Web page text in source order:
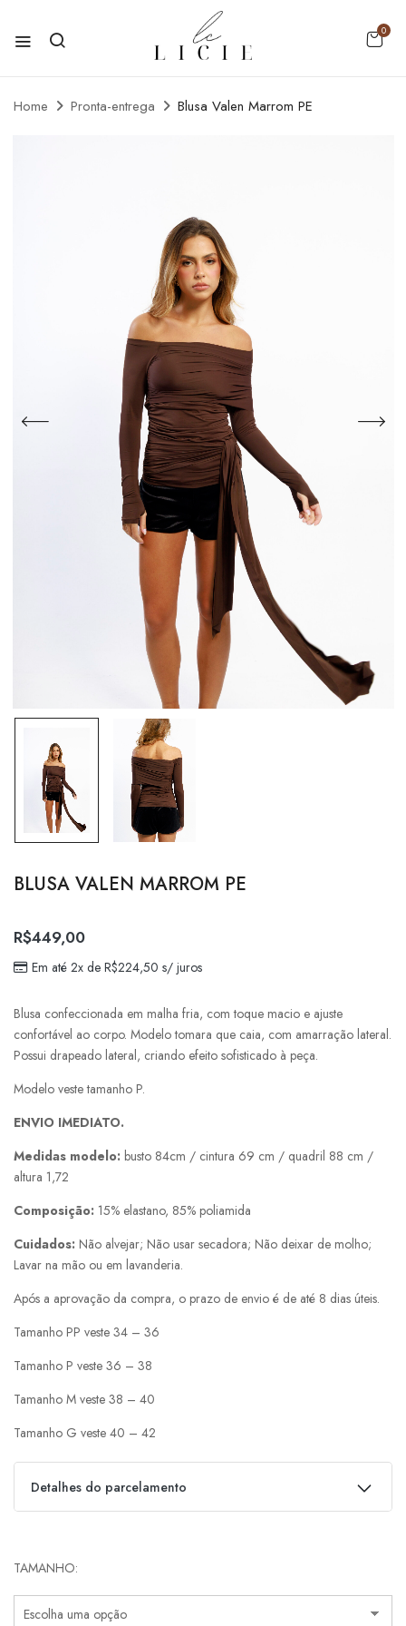
0
Home Pronta-entrega Blusa Valen Marrom PE
BLUSA VALEN MARROM PE
R$449,00
Em até 2x de R$224,50 s/ juros
Blusa confeccionada em malha fria, com toque macio e ajuste
confortável ao corpo. Modelo tomara que caia, com amarração lateral.
Possui drapeado lateral, criando efeito sofisticado à peça.
Modelo veste tamanho P.
ENVIO IMEDIATO.
Medidas modelo: busto 84cm / cintura 69 cm / quadril 88 cm /
altura 1,72
Composição: 15% elastano, 85% poliamida
Cuidados: Não alvejar; Não usar secadora; Não deixar de molho;
Lavar na mão ou em lavanderia.
Após a aprovação da compra, o prazo de envio é de até 8 dias úteis.
Tamanho PP veste 34 – 36
Tamanho P veste 36 – 38
Tamanho M veste 38 – 40
Tamanho G veste 40 – 42
Detalhes do parcelamento
TAMANHO